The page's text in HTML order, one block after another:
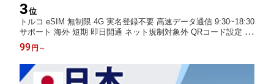
3位
トルコ eSIM 無制限 4G 実名登録不要 高速データ通信 9:30~18:30
サポート 海外 短期 即日開通 ネット規制対象外 QRコード設定 即
日発行対応 メール納品 使い放題 通信専用 選べるプラン |1日間|3
日間|5日間|7日間|15日間|20日間|30日間 GlobeSIM eSIM 正規品 LI
NE対応
99 円 ～